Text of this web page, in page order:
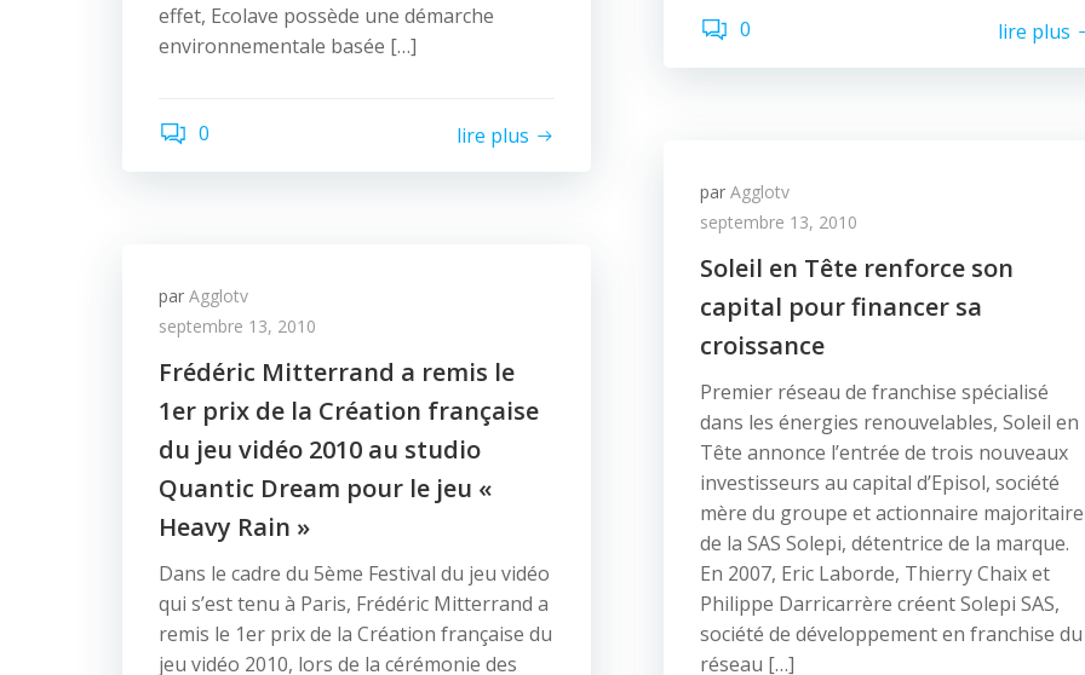
0 lire plus
effet, Ecolave possède une démarche
environnementale basée […]
0 lire plus
par Agglotv
septembre 13, 2010
Soleil en Tête renforce son
capital pour financer sa
croissance
Premier réseau de franchise spécialisé
dans les énergies renouvelables, Soleil en
Tête annonce l’entrée de trois nouveaux
investisseurs au capital d’Episol, société
mère du groupe et actionnaire majoritaire
de la SAS Solepi, détentrice de la marque.
En 2007, Eric Laborde, Thierry Chaix et
Philippe Darricarrère créent Solepi SAS,
société de développement en franchise du
réseau […]
par Agglotv
septembre 13, 2010
Frédéric Mitterrand a remis le
1er prix de la Création française
du jeu vidéo 2010 au studio
Quantic Dream pour le jeu «
Heavy Rain »
Dans le cadre du 5ème Festival du jeu vidéo
qui s’est tenu à Paris, Frédéric Mitterrand a
remis le 1er prix de la Création française du
jeu vidéo 2010, lors de la cérémonie des